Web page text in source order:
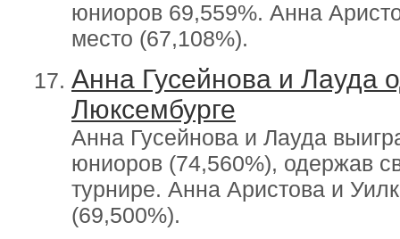
юниоров 69,559%. Анна
место (67,108%).
Анна Гусейнова и Лауда
Люксембурге
Анна Гусейнова и Лауда
юниоров (74,560%), одержав
турнире. Анна Аристова и
(69,500%).